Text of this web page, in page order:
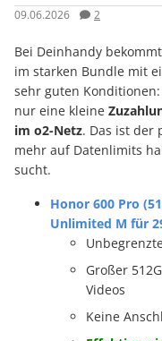
09.06.2026 2
Bei Deinhandy
im starken Bundle mit
sehr guten
nur eine kleine
im o2-Netz. Das ist der
mehr auf Datenlimits
sucht.
Honor 600 Pro
Unlimited M für
Großer
Videos
Keine